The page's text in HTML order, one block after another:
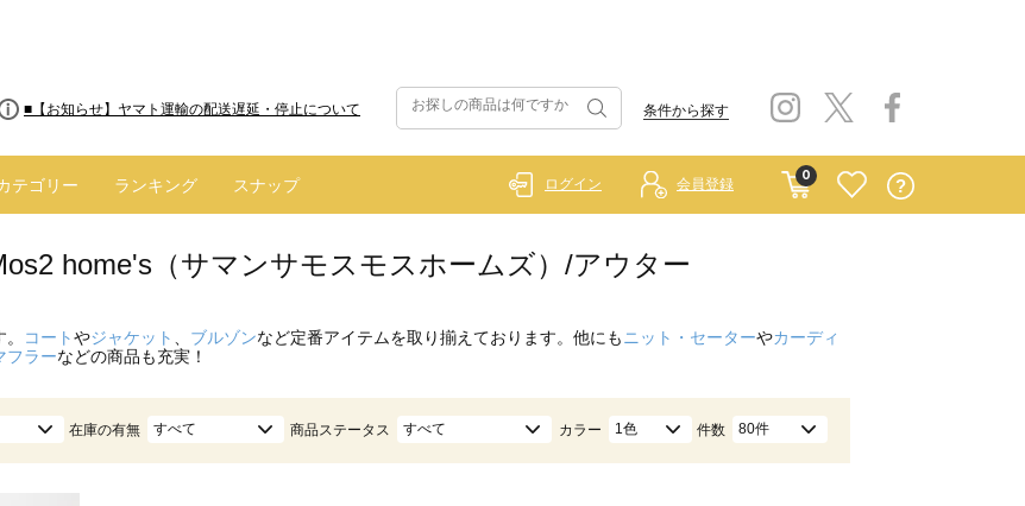
■8/13(木)AM2:00～サイトメンテナンス実施のお知らせ
■【お知らせ】ヤマト運輸の配送遅延・停止について 条件から探す
テゴリー ランキング スナップ
0
ログイン 会員登録
home's（サマンサモスモスホームズ）/アウター
コートやジャケット ブルゾンなど定番アイテムを取り揃えております。他にも ニット・セーターやカーディ
フラーなどの商品も充実！
在庫の有無 すべて 商品ステータス すべて カラー 1色 件数 80件